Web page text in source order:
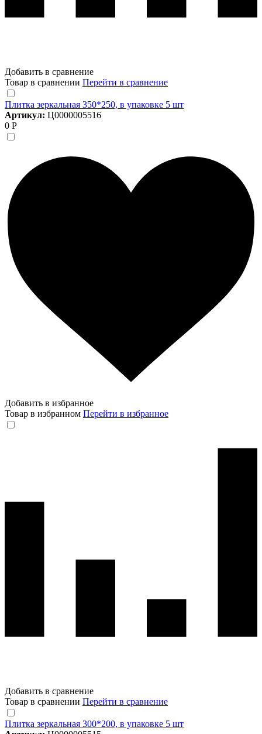
Добавить в сравнение
Товар в сравнении Перейти в сравнение
Плитка зеркальная 350*250, в упаковке 5 шт
Артикул: Ц0000005516
0 Р
Добавить в избранное
Товар в избранном Перейти в избранное
Добавить в сравнение
Товар в сравнении Перейти в сравнение
Плитка зеркальная 300*200, в упаковке 5 шт